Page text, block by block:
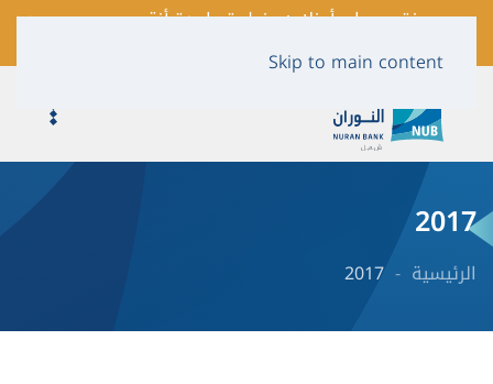
Skip to main content
فتح حساب أونلاين بخطوة واحدة أنقر
2017
الرئيسية 2017